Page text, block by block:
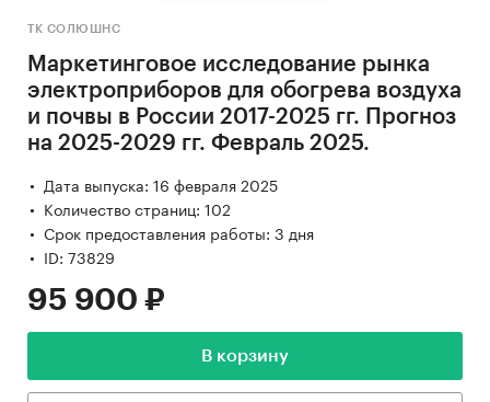
ТК СОЛЮШНС
Маркетинговое исследование рынка
электроприборов для обогрева воздуха
и почвы в России 2017-2025 гг. Прогноз
на 2025-2029 гг. Февраль 2025.
Дата выпуска: 16 февраля 2025
Количество страниц: 102
Срок предоставления работы: 3 дня
ID: 73829
95 900 ₽
В корзину